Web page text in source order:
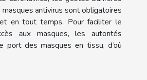
antivirus sont obligatoires
en tout temps. Pour faciliter le
aux masques, les autorités
port des masques en tissu, d’où